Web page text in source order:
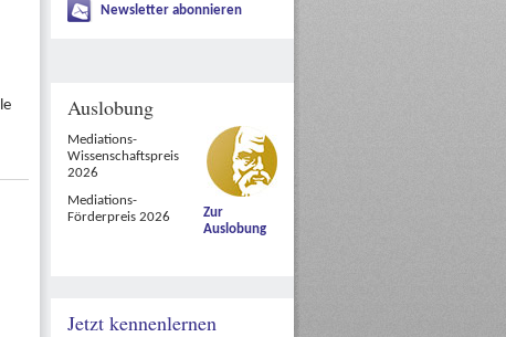
Newsletter abonnieren
Auslobung
Mediations-
Wissenschaftspreis
2026
Mediations-
Förderpreis 2026
Zur
Auslobung
Jetzt kennenlernen